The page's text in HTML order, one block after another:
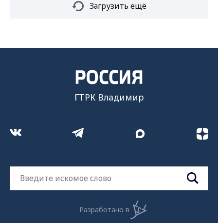
Загрузить ещё
ГТРК Владимир
Разработано в